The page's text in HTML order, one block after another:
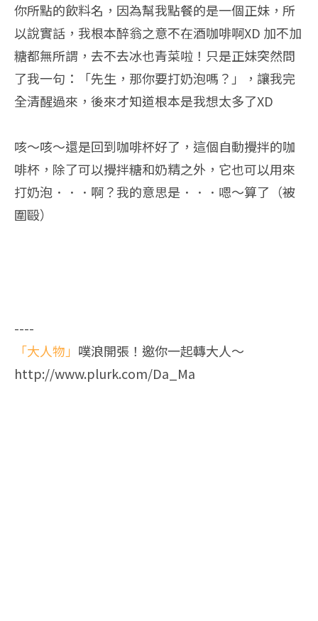
你所點的飲料名，因為幫我點餐的是一個正妹，所
以說實話，我根本醉翁之意不在酒咖啡啊XD 加不加
糖都無所謂，去不去冰也青菜啦！只是正妹突然問
了我一句：「先生，那你要打奶泡嗎？」，讓我完
全清醒過來，後來才知道根本是我想太多了XD
咳～咳～還是回到咖啡杯好了，這個自動攪拌的咖
啡杯，除了可以攪拌糖和奶精之外，它也可以用來
打奶泡．．．啊？我的意思是．．．嗯～算了（被
圍毆）
----
「大人物」 噗浪開張！邀你一起轉大人～
http://www.plurk.com/Da_Ma